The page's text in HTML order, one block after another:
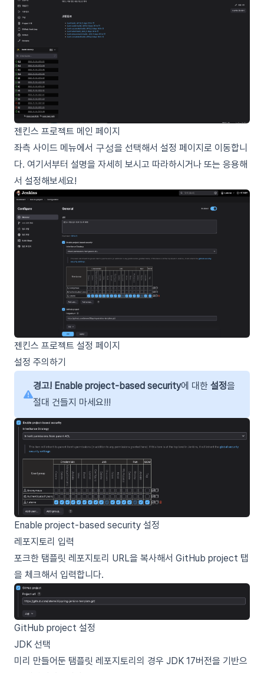
젠킨스 프로젝트 메인 페이지
좌측 사이드 메뉴에서 구성을 선택해서 설정 페이지로 이동합니
다. 여기서부터 설명을 자세히 보시고 따라하시거나 또는 응용해
서 설정해보세요!
젠킨스 프로젝트 설정 페이지
설정 주의하기
경고! Enable project-based security에 대한 설정을
절대 건들지 마세요!!!
Enable project-based security 설정
레포지토리 입력
포크한 탬플릿 레포지토리 URL을 복사해서 GitHub project 탭
을 체크해서 입력합니다.
GitHub project 설정
JDK 선택
미리 만들어둔 탬플릿 레포지토리의 경우 JDK 17버전을 기반으